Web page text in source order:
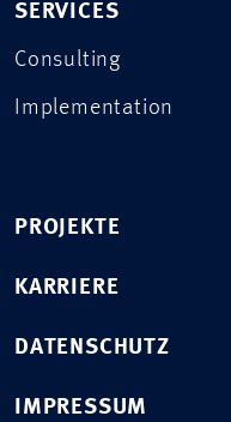
SERVICES
Consulting
Implementation
PROJEKTE
KARRIERE
DATENSCHUTZ
IMPRESSUM